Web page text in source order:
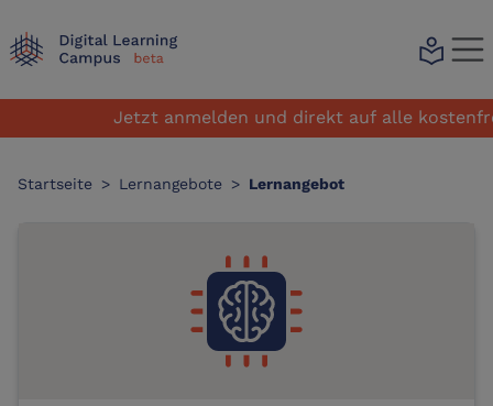
local_library
Jetzt anmelden und direkt auf alle
Startseite > Lernangebote > Lernangebot